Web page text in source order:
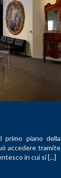
piano della
accedere tramite
in cui si [...]